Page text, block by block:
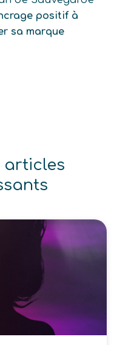
positif à
sa marque
articles